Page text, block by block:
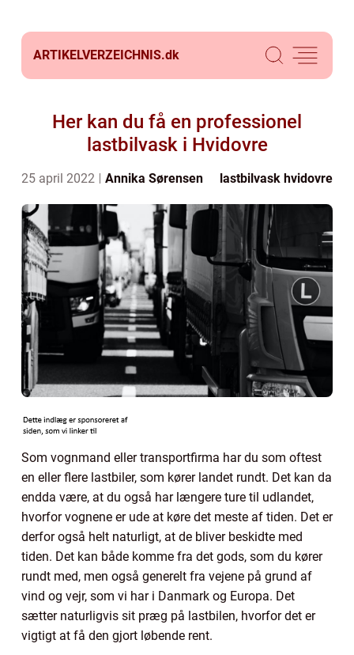
ARTIKELVERZEICHNIS.dk
Her kan du få en professionel
lastbilvask i Hvidovre
25 april 2022 Annika Sørensen lastbilvask hvidovre
Som vognmand eller transportfirma har du som oftest
en eller flere lastbiler, som kører landet rundt. Det kan da
endda være, at du også har længere ture til udlandet,
hvorfor vognene er ude at køre det meste af tiden. Det er
derfor også helt naturligt, at de bliver beskidte med
tiden. Det kan både komme fra det gods, som du kører
rundt med, men også generelt fra vejene på grund af
vind og vejr, som vi har i Danmark og Europa. Det
sætter naturligvis sit præg på lastbilen, hvorfor det er
vigtigt at få den gjort løbende rent.